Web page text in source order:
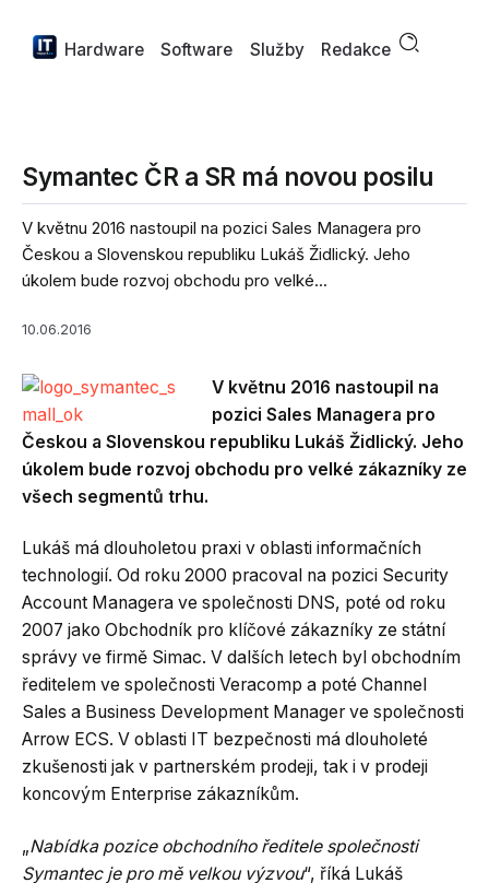
Hardware Software Služby Redakce
Symantec ČR a SR má novou posilu
V květnu 2016 nastoupil na pozici Sales Managera pro
Českou a Slovenskou republiku Lukáš Židlický. Jeho
úkolem bude rozvoj obchodu pro velké...
10.06.2016
V květnu 2016 nastoupil na
pozici Sales Managera pro
Českou a Slovenskou republiku Lukáš Židlický. Jeho
úkolem bude rozvoj obchodu pro velké zákazníky ze
všech segmentů trhu.
Lukáš má dlouholetou praxi v oblasti informačních
technologií. Od roku 2000 pracoval na pozici Security
Account Managera ve společnosti DNS, poté od roku
2007 jako Obchodník pro klíčové zákazníky ze státní
správy ve firmě Simac. V dalších letech byl obchodním
ředitelem ve společnosti Veracomp a poté Channel
Sales a Business Development Manager ve společnosti
Arrow ECS. V oblasti IT bezpečnosti má dlouholeté
zkušenosti jak v partnerském prodeji, tak i v prodeji
koncovým Enterprise zákazníkům.
„Nabídka pozice obchodního ředitele společnosti
Symantec je pro mě velkou výzvou“, říká Lukáš